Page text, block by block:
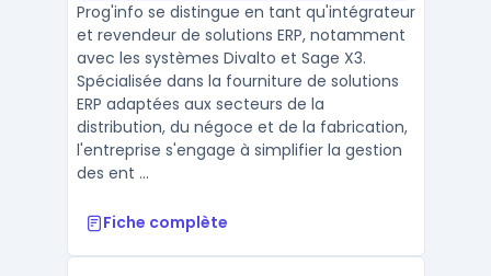
Prog'info se distingue en tant qu'intégrateur
et revendeur de solutions ERP, notamment
avec les systèmes Divalto et Sage X3.
Spécialisée dans la fourniture de solutions
ERP adaptées aux secteurs de la
distribution, du négoce et de la fabrication,
l'entreprise s'engage à simplifier la gestion
des ent ...
Fiche complète